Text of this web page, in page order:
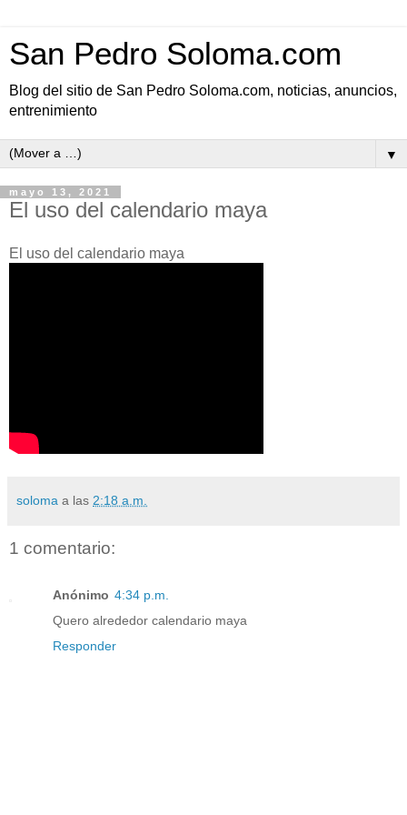
San Pedro Soloma.com
Blog del sitio de San Pedro Soloma.com, noticias, anuncios,
entrenimiento
▼
mayo 13, 2021
El uso del calendario maya
El uso del calendario maya
soloma a las 2:18 a.m.
1 comentario:
Anónimo 4:34 p.m.
Quero alrededor calendario maya
Responder